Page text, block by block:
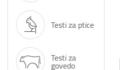
Testi za ptice
Testi za
govedo